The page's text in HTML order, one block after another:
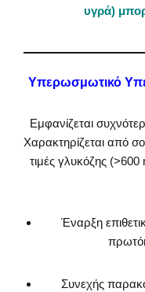
υγρά)
Υπερωσμωτικό
Εμφανίζεται
Χαρακτηρίζεται από
τιμές γλυκόζης (>600
Έναρξη
Συνεχής